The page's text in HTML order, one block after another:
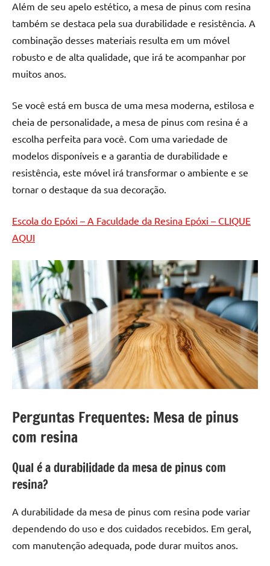
de
resinada
como
populares
River
Tables
tampinhas
Além de seu apelo estético, a mesa de pinus com resina
também se destaca pela sua durabilidade e resistência. A
combinação desses materiais resulta em um móvel
robusto e de alta qualidade, que irá te acompanhar por
muitos anos.
Se você está em busca de uma mesa moderna, estilosa e
cheia de personalidade, a mesa de pinus com resina é a
escolha perfeita para você. Com uma variedade de
modelos disponíveis e a garantia de durabilidade e
resistência, este móvel irá transformar o ambiente e se
tornar o destaque da sua decoração.
Escola do Epóxi – A Faculdade da Resina Epóxi – CLIQUE
AQUI
Perguntas Frequentes: Mesa de pinus
com resina
Qual é a durabilidade da mesa de pinus com
resina?
A durabilidade da mesa de pinus com resina pode variar
dependendo do uso e dos cuidados recebidos. Em geral,
com manutenção adequada, pode durar muitos anos.